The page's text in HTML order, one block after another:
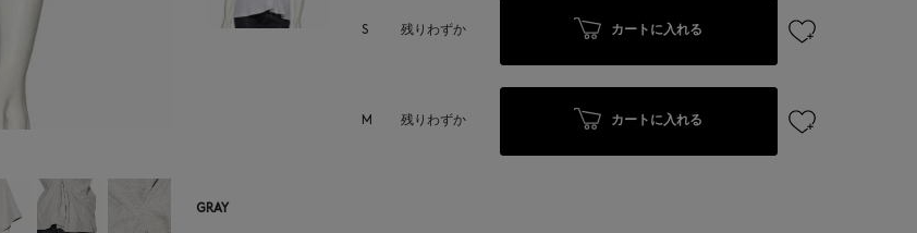
S 残りわずか カートに入れる
M 残りわずか カートに入れる
GRAY